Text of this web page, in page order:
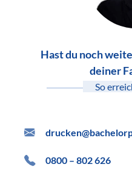
Hast du noch
deiner
So
0800 – 802 626